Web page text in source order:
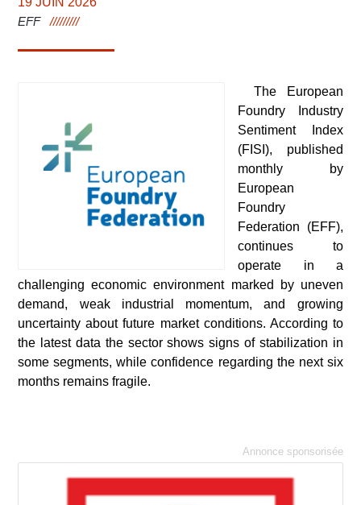
EFF
The European
Foundry Industry
Sentiment Index
(FISI), published
monthly by
European
Foundry
Federation (EFF),
continues to
operate in a
challenging economic environment marked by uneven
demand, weak industrial momentum, and growing
uncertainty about future market conditions. According to
the latest data the sector shows signs of stabilization in
some segments, while confidence regarding the next six
months remains fragile.